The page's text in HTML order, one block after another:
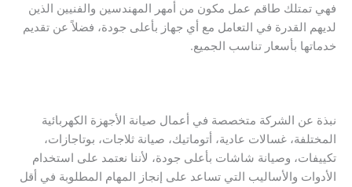
فهي تمتلك طاقم عمل مكون من أمهر المهندسين والفنيين الذين
لديهم القدرة في التعامل مع أي جهاز بأعلى جودة، فضلاً عن تقديم
خدماتها بأسعار تناسب الجميع.
نبذة عن الشركة متخصصة في أعمال صيانة الأجهزة الكهربائية
المختلفة، غسالات عادية، أتوماتيك، صيانة ثلاجات، بوتاجازات،
تكييفات، وصيانة شاشات بأعلى جودة، لأننا نعتمد على استخدام
الأدوات والأساليب التي تساعد على إنجاز المهام المطلوبة في أقل